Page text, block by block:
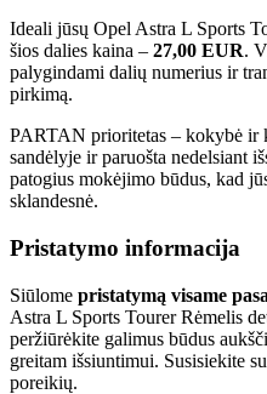
Ideali jūsų Opel Astra L Sports
šios dalies kaina – 27,00 EUR.
palygindami dalių numerius ir
pirkimą.
PARTAN prioritetas – kokybė ir
sandėlyje ir paruošta nedelsiant
patogius mokėjimo būdus, kad
sklandesnė.
Pristatymo informacija
Siūlome pristatymą visame
Astra L Sports Tourer Rėmelis
peržiūrėkite galimus būdus
greitam išsiuntimui. Susisiekite
poreikių.